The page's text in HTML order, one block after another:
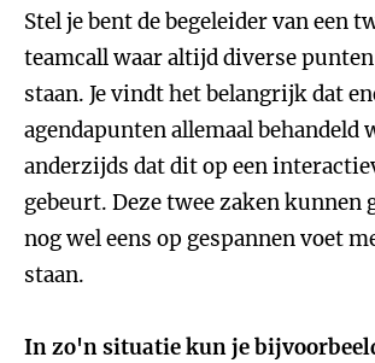
Stel je bent de begeleider van een
teamcall waar altijd diverse punten
staan. Je vindt het belangrijk dat
agendapunten allemaal behandeld
anderzijds dat dit op een
gebeurt. Deze twee zaken kunnen
nog wel eens op gespannen voet
staan.
In zo'n situatie kun je